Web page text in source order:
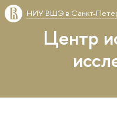
НИУ ВШЭ в Санкт-
Центр